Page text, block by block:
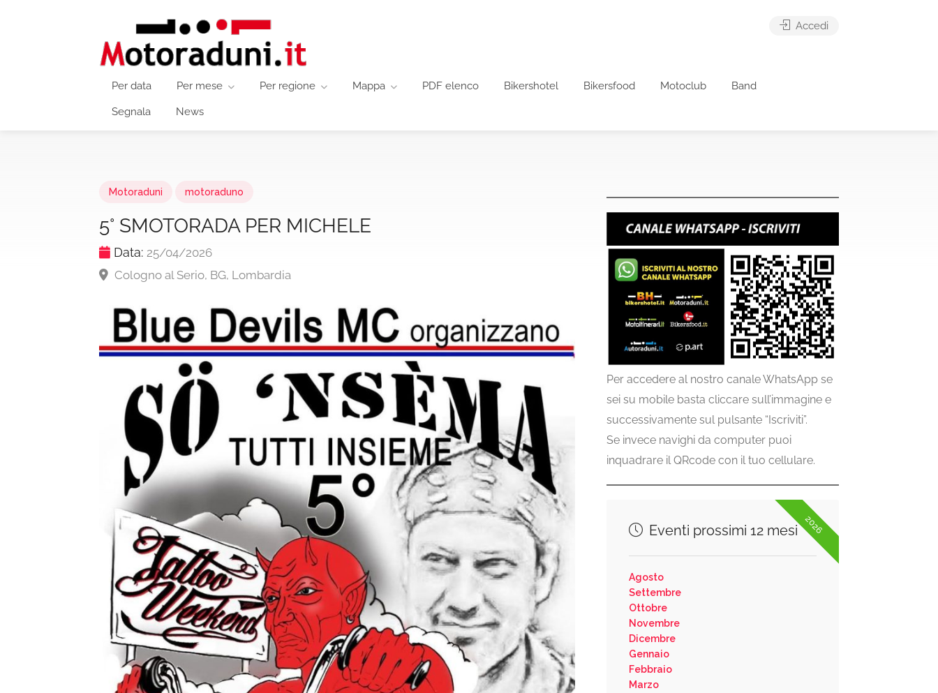
Per data Per mese Per regione Mappa PDF elenco Bikershotel Bikersfood Motoclub Band
Segnala News
Accedi
Motoraduni motoraduno
5° SMOTORADA PER MICHELE
Data: 25/04/2026
Cologno al Serio, BG, Lombardia
Per accedere al nostro canale WhatsApp se
sei su mobile basta cliccare sull’immagine e
successivamente sul pulsante “Iscriviti”.
Se invece navighi da computer puoi
inquadrare il QRcode con il tuo cellulare.
2026
Eventi prossimi 12 mesi
Agosto
Settembre
Ottobre
Novembre
Dicembre
Gennaio
Febbraio
Marzo